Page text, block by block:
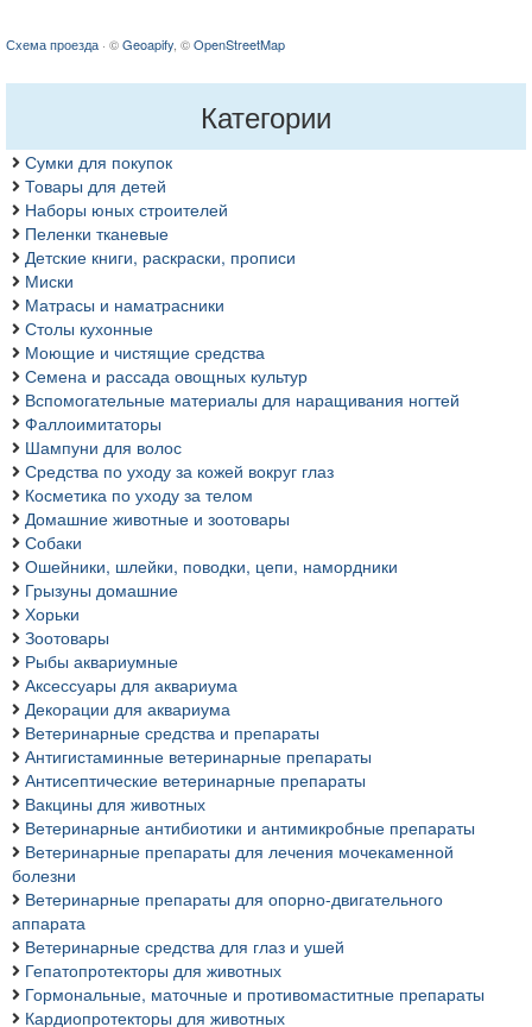
Схема проезда · ©Geoapify, ©OpenStreetMap
Категории
Сумки для покупок
Товары для детей
Наборы юных строителей
Пеленки тканевые
Детские книги, раскраски, прописи
Миски
Матрасы и наматрасники
Столы кухонные
Моющие и чистящие средства
Семена и рассада овощных культур
Вспомогательные материалы для наращивания ногтей
Фаллоимитаторы
Шампуни для волос
Средства по уходу за кожей вокруг глаз
Косметика по уходу за телом
Домашние животные и зоотовары
Собаки
Ошейники, шлейки, поводки, цепи, намордники
Грызуны домашние
Хорьки
Зоотовары
Рыбы аквариумные
Аксессуары для аквариума
Декорации для аквариума
Ветеринарные средства и препараты
Антигистаминные ветеринарные препараты
Антисептические ветеринарные препараты
Вакцины для животных
Ветеринарные антибиотики и антимикробные препараты
Ветеринарные препараты для лечения мочекаменной
болезни
Ветеринарные препараты для опорно-двигательного
аппарата
Ветеринарные средства для глаз и ушей
Гепатопротекторы для животных
Гормональные, маточные и противомаститные препараты
Кардиопротекторы для животных